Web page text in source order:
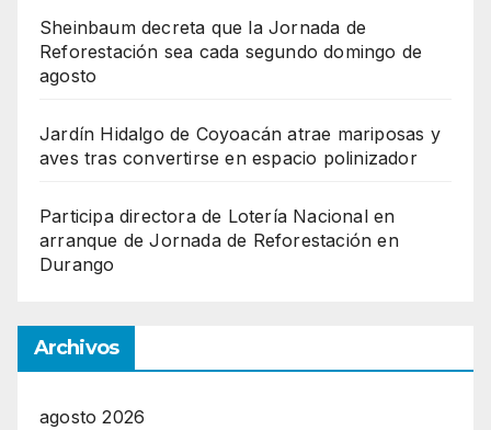
Sheinbaum decreta que la Jornada de
Reforestación sea cada segundo domingo de
agosto
Jardín Hidalgo de Coyoacán atrae mariposas y
aves tras convertirse en espacio polinizador
Participa directora de Lotería Nacional en
arranque de Jornada de Reforestación en
Durango
Archivos
agosto 2026